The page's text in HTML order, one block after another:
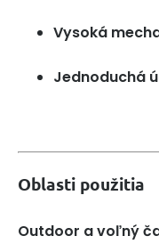
Vysoká
Jednoduchá
Oblasti použitia
Outdoor a voľný